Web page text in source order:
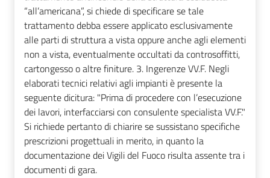
“all’americana”, si chiede di specificare se tale
trattamento debba essere applicato esclusivamente
alle parti di struttura a vista oppure anche agli elementi
non a vista, eventualmente occultati da controsoffitti,
cartongesso o altre finiture. 3. Ingerenze VV.F. Negli
elaborati tecnici relativi agli impianti è presente la
seguente dicitura: "Prima di procedere con l’esecuzione
dei lavori, interfacciarsi con consulente specialista VV.F."
Si richiede pertanto di chiarire se sussistano specifiche
prescrizioni progettuali in merito, in quanto la
documentazione dei Vigili del Fuoco risulta assente tra i
documenti di gara.